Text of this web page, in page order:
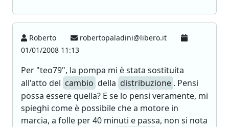
Roberto
robertopaladini@libero.it
01/01/2008 11:13
Per "teo79", la pompa mi è stata sostituita
all'atto del cambio della distribuzione . Pensi
possa essere quella? E se lo pensi veramente, mi
spieghi come è possibile che a motore in
marcia, a folle per 40 minuti e passa, non si nota